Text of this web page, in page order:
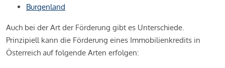
Burgenland
Auch bei der Art der Förderung gibt es Unterschiede.
Prinzipiell kann die Förderung eines Immobilienkredits in
Österreich auf folgende Arten erfolgen: